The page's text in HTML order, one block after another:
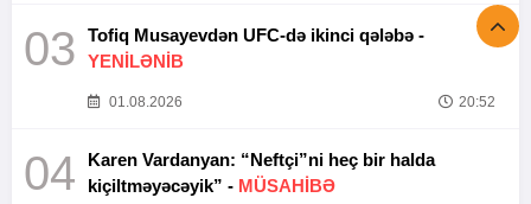
03
Tofiq Musayevdən UFC-də ikinci qələbə -
YENİLƏNİB
01.08.2026 20:52
04
Karen Vardanyan: “Neftçi”ni heç bir halda
kiçiltməyəcəyik” - MÜSAHİBƏ